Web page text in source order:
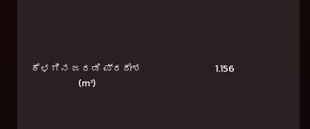
ಕೆಳಗಿನ ಜರಡಿ ಪ್ರದೇಶ
(m²)
1.156